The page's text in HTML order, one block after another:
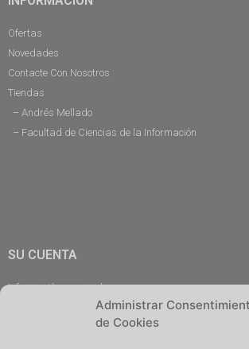
Administrar
de Cookies
Ofertas
Novedades
Contacte Con Nosotros
Tiendas
– Andrés Mellado
– Facultad de Ciencias de la Información
SU CUENTA
Información personal